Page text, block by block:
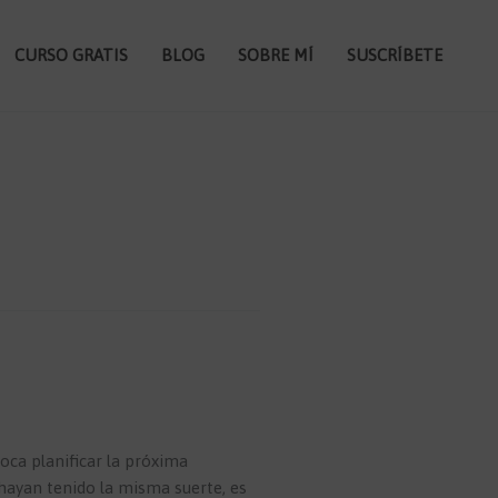
CURSO GRATIS BLOG SOBRE MÍ SUSCRÍBETE
planificar la próxima
tenido la misma suerte, es